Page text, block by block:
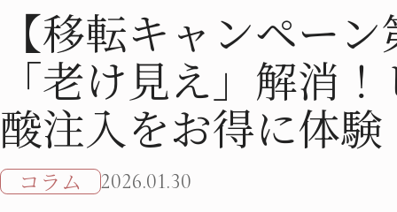
【移転キャンペー
「老け見え」解消
酸注入をお得に体験
コラム 2026.01.30